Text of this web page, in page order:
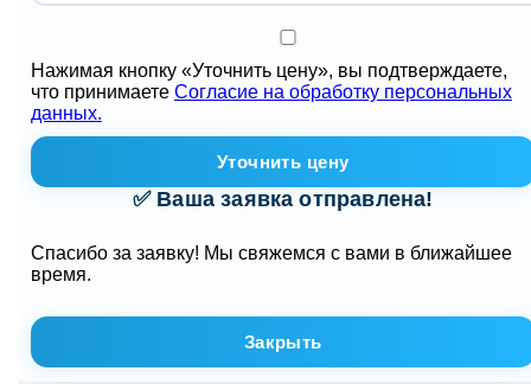
Нажимая кнопку «Уточнить цену», вы подтверждаете,
что принимаетеСогласие на обработку персональных
данных.
Уточнить цену
✅ Ваша заявка отправлена!
Спасибо за заявку! Мы свяжемся с вами в ближайшее
время.
Закрыть